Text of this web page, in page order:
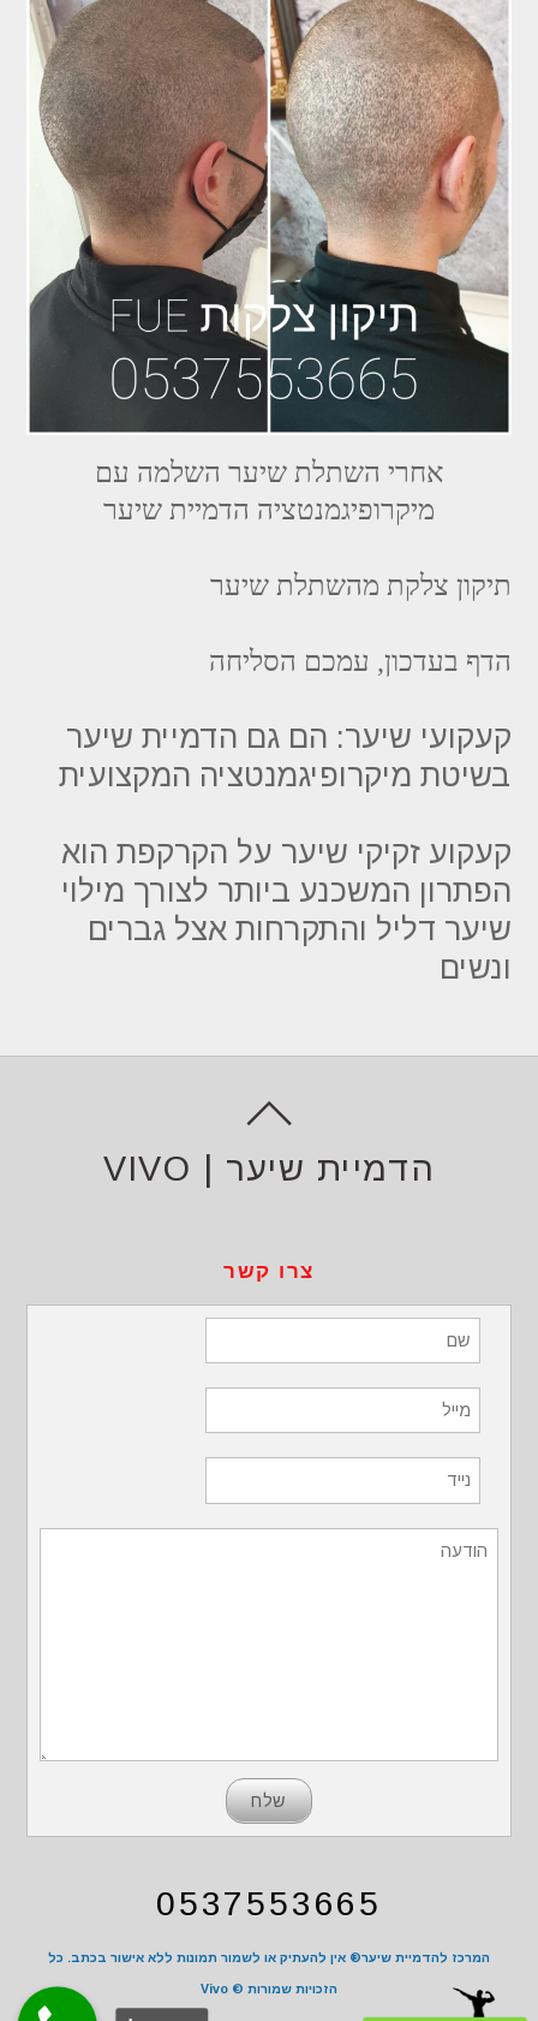
אחרי השתלת שיער השלמה עם
מיקרופיגמנטציה הדמיית שיער
תיקון צלקת מהשתלת שיער
הדף בעדכון, עמכם הסליחה
קעקועי שיער: הם גם הדמיית שיער
בשיטת מיקרופיגמנטציה המקצועית
קעקוע זקיקי שיער על הקרקפת הוא
הפתרון המשכנע ביותר לצורך מילוי
שיער דליל והתקרחות אצל גברים
ונשים
הדמיית שיער | VIVO
צרו קשר
0537553665
המרכז להדמיית שיער® אין להעתיק או לשמור תמונות ללא אישור בכתב. כל
הזכויות שמורות © Vivo